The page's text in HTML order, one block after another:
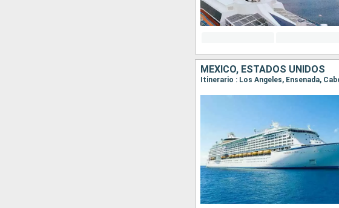
MÉXICO, ESTADOS UNIDOS
Itinerario : Los Angeles, Ensenada,